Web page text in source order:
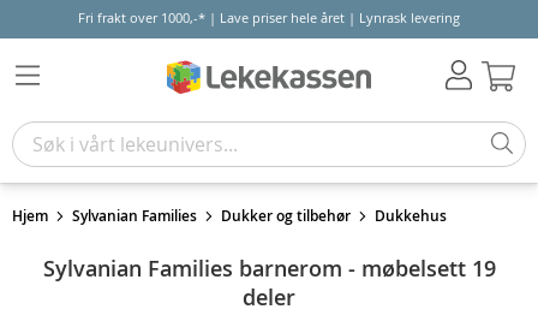
Fri frakt over 1000,-* | Lave priser hele året | Lynrask levering
Hjem Sylvanian Families Dukker og tilbehør Dukkehus
Sylvanian Families barnerom - møbelsett 19
deler